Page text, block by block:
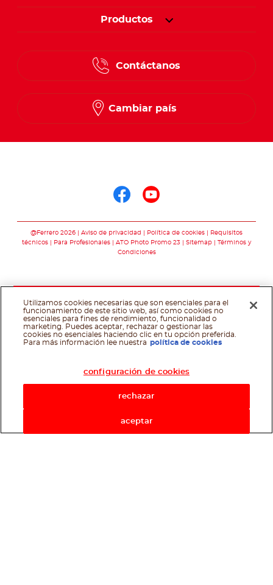
Asistente de recetas
Productos
Contáctanos
Cambiar país
@Ferrero 2026 Aviso de privacidad Política de cookies
Requisitos
técnicos
Para Profesionales ATO Photo Promo 23 Sitemap
Términos y
Condiciones
Utilizamos cookies necesarias que son esenciales para el
funcionamiento de este sitio web, así como cookies no
esenciales para fines de rendimiento, funcionalidad o
marketing. Puedes aceptar, rechazar o gestionar las
cookies no esenciales haciendo clic en tu opción preferida.
Para más información lee nuestra política de cookies
configuración de cookies
rechazar
aceptar